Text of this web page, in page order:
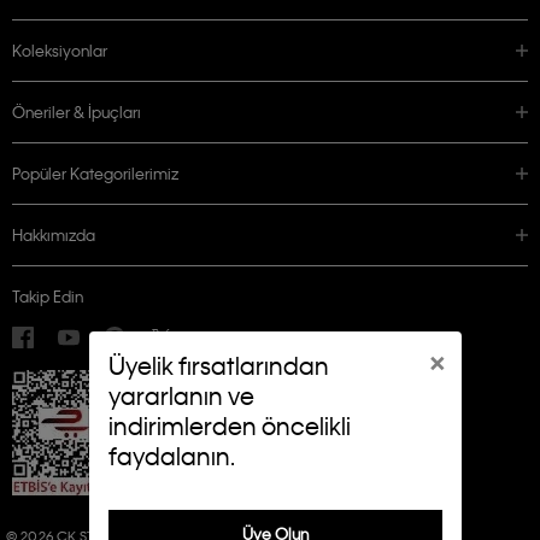
×
Üyelik fırsatlarından
yararlanın ve
indirimlerden öncelikli
faydalanın.
Üye Olun
Koleksiyonlar
Öneriler & İpuçları
Popüler Kategorilerimiz
Hakkımızda
Takip Edin
© 2026 CK STORES B.V. ALL RIGHTS RESERVED